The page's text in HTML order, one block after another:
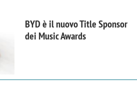
BYD è il nuovo Title Sponsor
dei Music Awards